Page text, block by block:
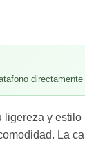
directamente
ligereza y
La